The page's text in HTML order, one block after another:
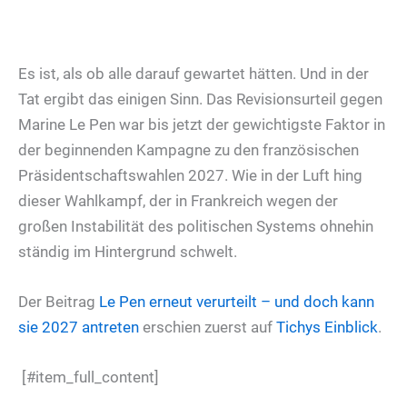
Es ist, als ob alle darauf gewartet hätten. Und in der
Tat ergibt das einigen Sinn. Das Revisionsurteil gegen
Marine Le Pen war bis jetzt der gewichtigste Faktor in
der beginnenden Kampagne zu den französischen
Präsidentschaftswahlen 2027. Wie in der Luft hing
dieser Wahlkampf, der in Frankreich wegen der
großen Instabilität des politischen Systems ohnehin
ständig im Hintergrund schwelt.
Der Beitrag Le Pen erneut verurteilt – und doch kann
sie 2027 antreten erschien zuerst auf Tichys Einblick.
[#item_full_content]